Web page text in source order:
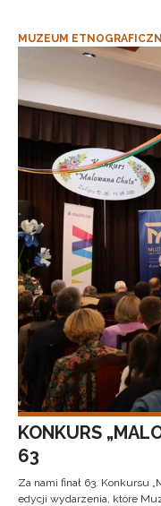
MUZEUM
KONKURS
63
Za nami finał 63. Konkursu
edycji wydarzenia, które